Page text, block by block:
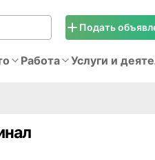
Подать
Работа Услуги и